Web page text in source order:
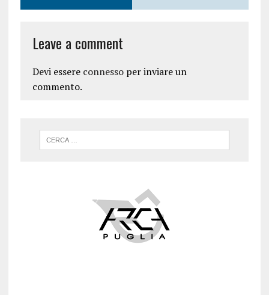
Leave a comment
Devi essere connessoper inviare un
commento.